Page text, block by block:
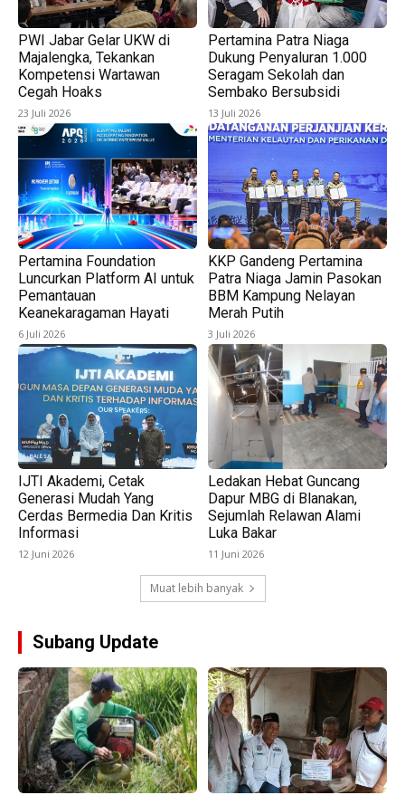
PWI Jabar Gelar UKW di
Majalengka, Tekankan
Kompetensi Wartawan
Cegah Hoaks
23 Juli 2026
Pertamina Patra Niaga
Dukung Penyaluran 1.000
Seragam Sekolah dan
Sembako Bersubsidi
13 Juli 2026
Pertamina Foundation
Luncurkan Platform AI untuk
Pemantauan
Keanekaragaman Hayati
6 Juli 2026
KKP Gandeng Pertamina
Patra Niaga Jamin Pasokan
BBM Kampung Nelayan
Merah Putih
3 Juli 2026
IJTI Akademi, Cetak
Generasi Mudah Yang
Cerdas Bermedia Dan Kritis
Informasi
12 Juni 2026
Ledakan Hebat Guncang
Dapur MBG di Blanakan,
Sejumlah Relawan Alami
Luka Bakar
11 Juni 2026
Muat lebih banyak
Subang Update